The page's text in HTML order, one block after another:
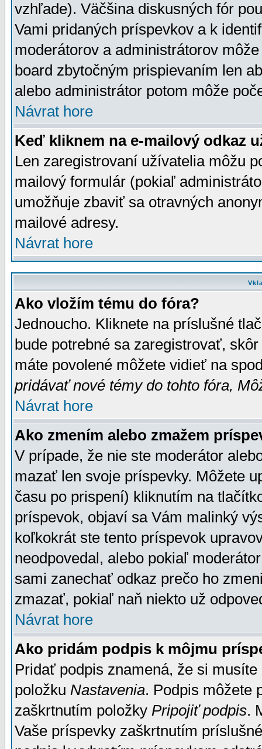
vzhľade). Väčšina diskusných fór
Vami pridaných príspevkov a k
moderátorov a administrátorov
board zbytočným prispievaním len
alebo administrátor potom môže
Návrat hore
Keď kliknem na e-mailový odkaz
Len zaregistrovaní užívatelia môžu
mailový formulár (pokiaľ
umožňuje zbaviť sa otravných
mailové adresy.
Návrat hore
Ako vložím tému do fóra?
Jednoucho. Kliknete na príslušné
bude potrebné sa zaregistrovať,
máte povolené môžete vidieť na
pridávať nové témy do tohto fóra,
Návrat hore
Ako zmením alebo zmažem
V prípade, že nie ste moderátor
mazať len svoje príspevky. Môžete
času po prispení) kliknutím na
príspevok, objaví sa Vám malinký
koľkokrát ste tento príspevok
neodpovedal, alebo pokiaľ
sami zanechať odkaz prečo ho
zmazať, pokiaľ naň niekto už
Návrat hore
Ako pridám podpis k môjmu
Pridať podpis znamená, že si
položku Nastavenia. Podpis môžete
zaškrtnutím položky Pripojiť podpis.
Vaše príspevky zaškrtnutím